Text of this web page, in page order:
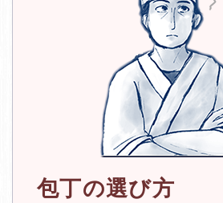
包丁の選び方